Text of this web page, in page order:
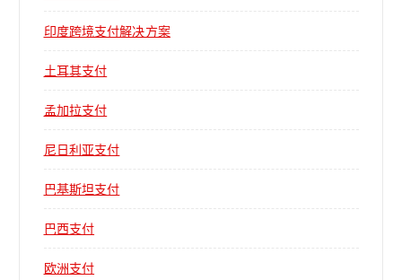
印度跨境支付解决方案
土耳其支付
孟加拉支付
尼日利亚支付
巴基斯坦支付
巴西支付
欧洲支付